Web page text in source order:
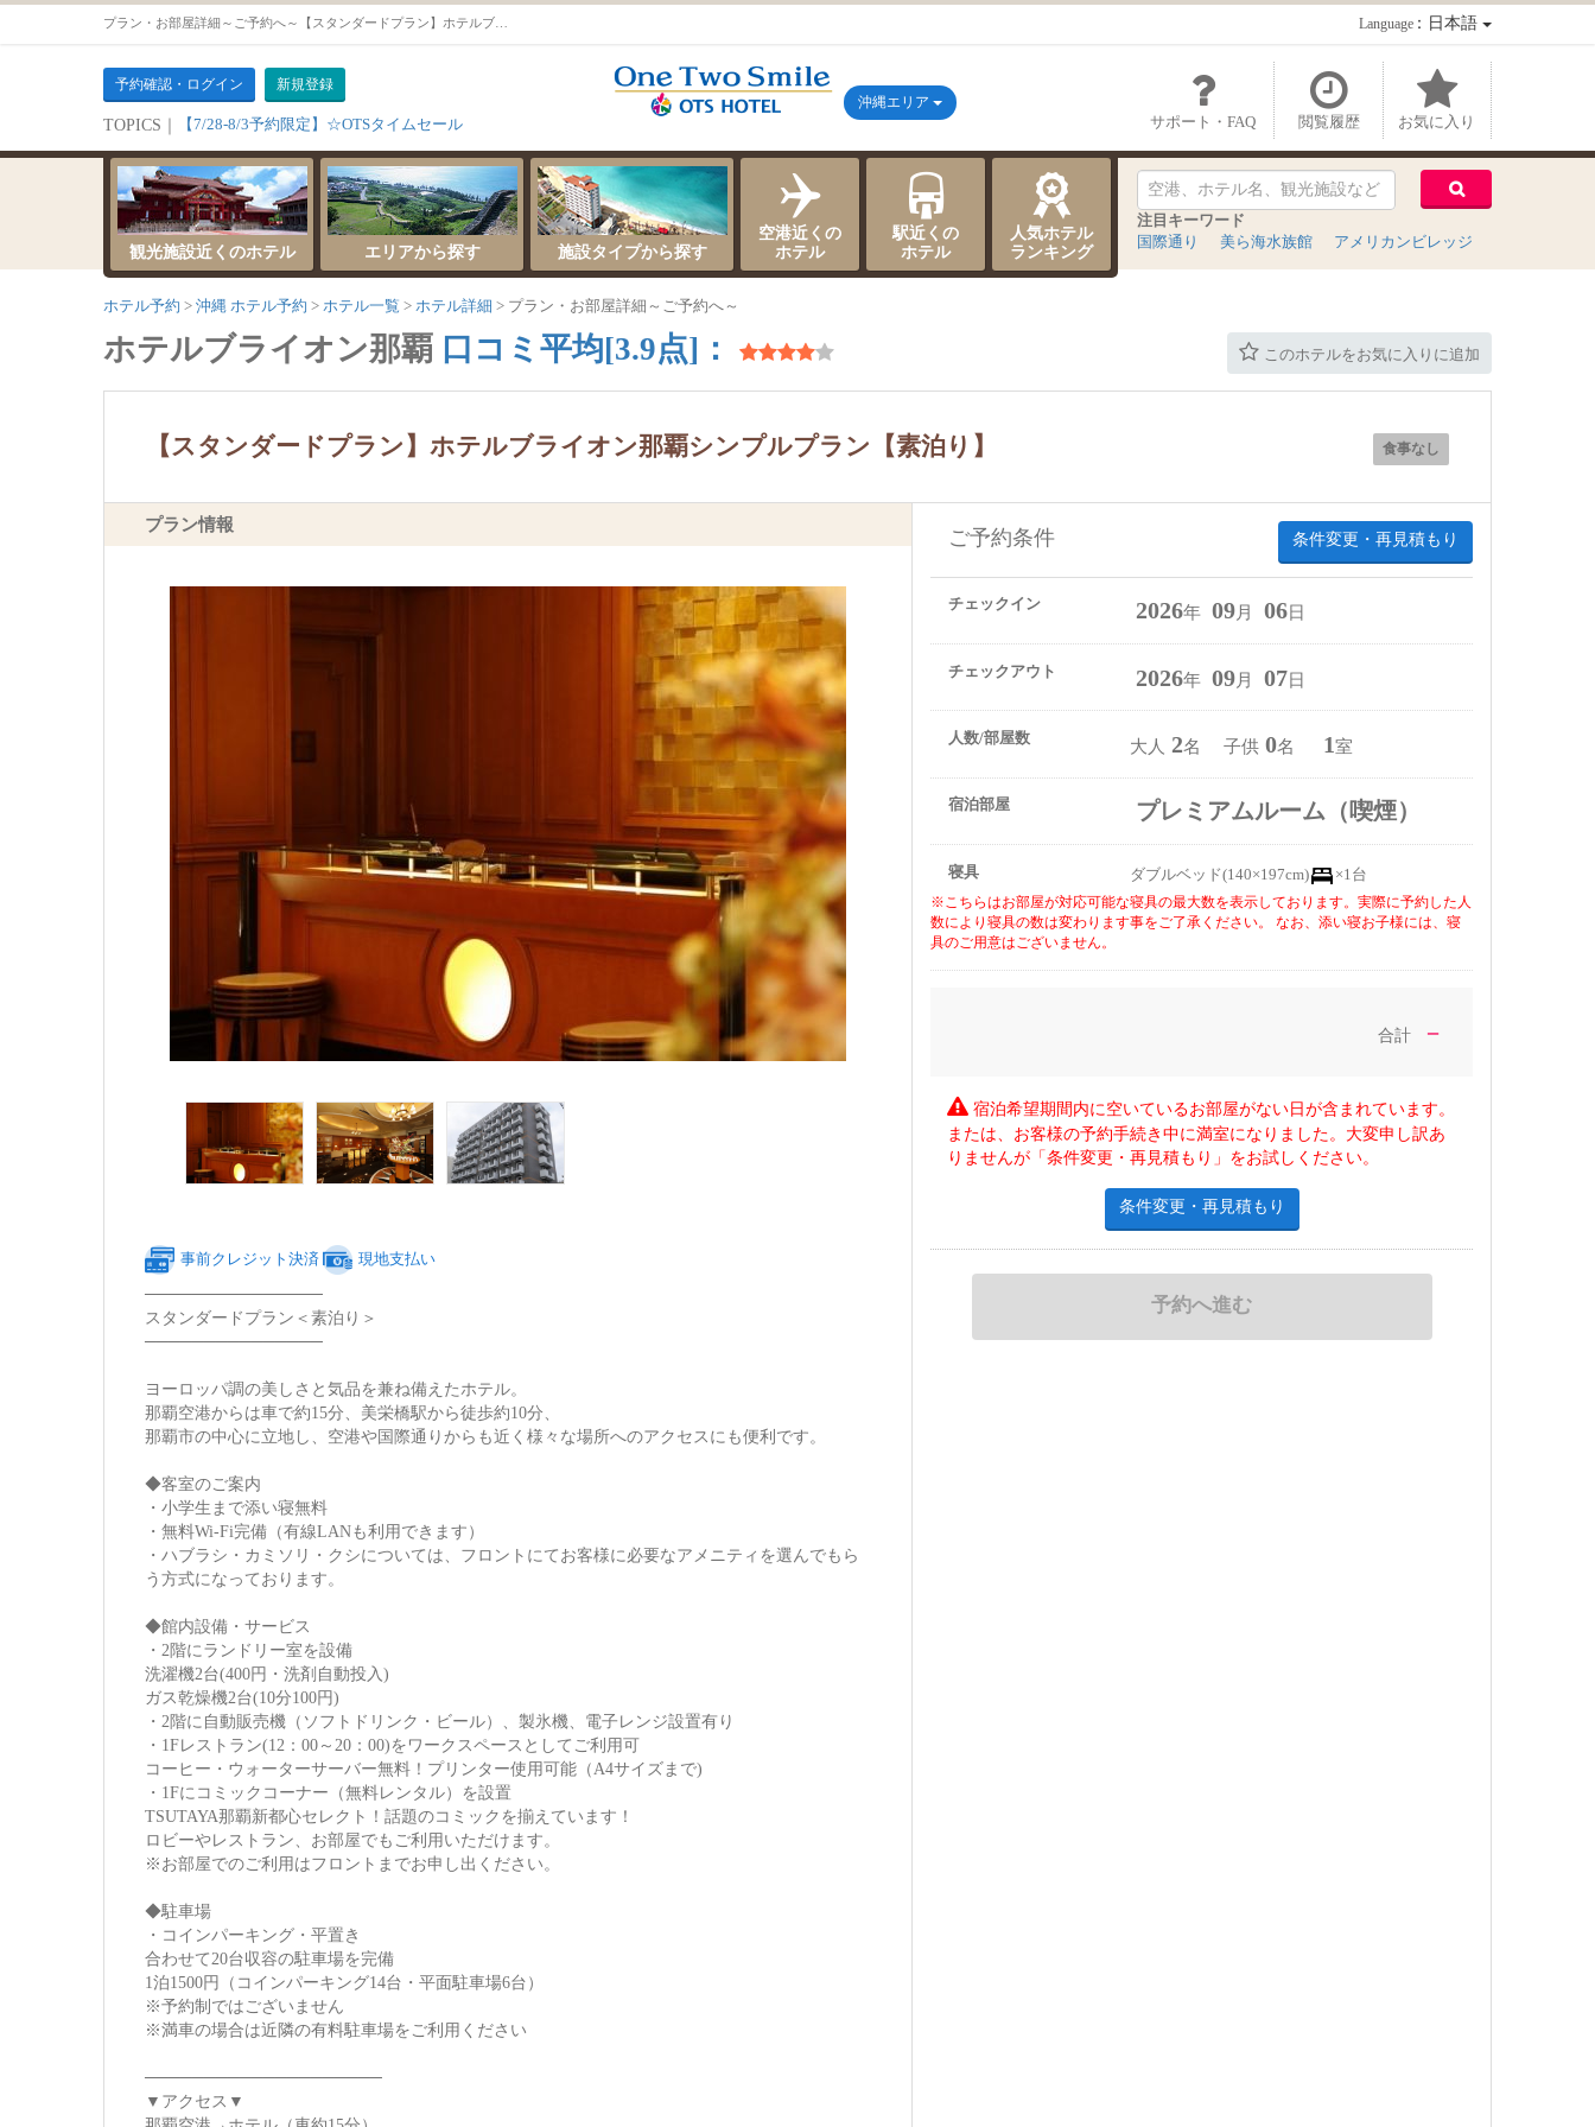
Language：日本語
予約確認・ログイン 新規登録
TOPICS｜ 【7/28-8/3予約限定】☆OTSタイムセール サポート・FAQ 閲覧履歴 お気に入り
沖縄エリア
観光施設近くのホテル エリアから探す 施設タイプから探す
空港近くの
ホテル
駅近くの
ホテル
人気ホテル
ランキング
注目キーワード
国際通り
美ら海水族館 アメリカンビレッジ
ホテル予約 沖縄 ホテル予約 ホテル一覧 ホテル詳細 プラン・お部屋詳細～ご予約へ～
このホテルをお気に入りに追加
ホテルブライオン那覇 口コミ平均[3.9点]：
食事なし
【スタンダードプラン】ホテルブライオン那覇シンプルプラン【素泊り】
プラン情報
事前クレジット決済 現地支払い
───────────────
スタンダードプラン＜素泊り＞
───────────────
ヨーロッパ調の美しさと気品を兼ね備えたホテル。
那覇空港からは車で約15分、美栄橋駅から徒歩約10分、
那覇市の中心に立地し、空港や国際通りからも近く様々な場所へのアクセスにも便利です。
◆客室のご案内
・小学生まで添い寝無料
・無料Wi-Fi完備（有線LANも利用できます）
・ハブラシ・カミソリ・クシについては、フロントにてお客様に必要なアメニティを選んでもら
う方式になっております。
◆館内設備・サービス
・2階にランドリー室を設備
洗濯機2台(400円・洗剤自動投入)
ガス乾燥機2台(10分100円)
・2階に自動販売機（ソフトドリンク・ビール）、製氷機、電子レンジ設置有り
・1Fレストラン(12：00～20：00)をワークスペースとしてご利用可
コーヒー・ウォーターサーバー無料！プリンター使用可能（A4サイズまで)
・1Fにコミックコーナー（無料レンタル）を設置
TSUTAYA那覇新都心セレクト！話題のコミックを揃えています！
ロビーやレストラン、お部屋でもご利用いただけます。
※お部屋でのご利用はフロントまでお申し出ください。
◆駐車場
・コインパーキング・平置き
合わせて20台収容の駐車場を完備
1泊1500円（コインパーキング14台・平面駐車場6台）
※予約制ではございません
※満車の場合は近隣の有料駐車場をご利用ください
────────────────────
▼アクセス▼
条件変更・再見積もり
ご予約条件
チェックイン 2026年 09月 06日
チェックアウト 2026年 09月 07 日
人数/部屋数 大人 2名 子供 0名 1室
宿泊部屋 プレミアムルーム（喫煙）
寝具 ダブルベッド(140×197cm) ×1台
※こちらはお部屋が対応可能な寝具の最大数を表示しております。実際に予約した人
数により寝具の数は変わります事をご了承ください。 なお、添い寝お子様には、寝
具のご用意はございません。
合計 －
宿泊希望期間内に空いているお部屋がない日が含まれています。
または、お客様の予約手続き中に満室になりました。大変申し訳あ
りませんが「条件変更・再見積もり」をお試しください。
条件変更・再見積もり